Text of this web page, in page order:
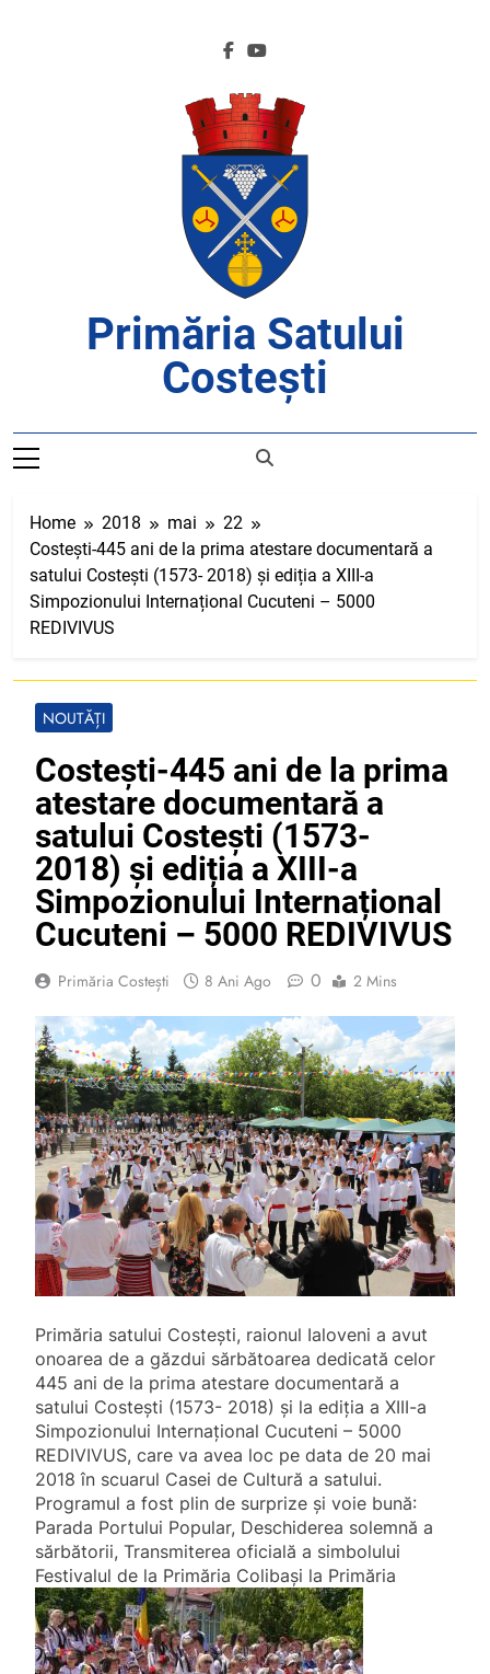
Primăria Satului
Costești
Home 2018 mai
22
Costești-445 ani de la prima atestare documentară a
satului Costești (1573- 2018) și ediția a XIII-a
Simpozionului Internațional Cucuteni – 5000
REDIVIVUS
NOUTĂȚI
Costești-445 ani de la prima
atestare documentară a
satului Costești (1573-
2018) și ediția a XIII-a
Simpozionului Internațional
Cucuteni – 5000 REDIVIVUS
Primăria Costești 8 Ani Ago 0 2 Mins
Primăria satului Costești, raionul Ialoveni a avut
onoarea de a găzdui sărbătoarea dedicată celor
445 ani de la prima atestare documentară a
satului Costești (1573- 2018) și la ediția a XIII-a
Simpozionului Internațional Cucuteni – 5000
REDIVIVUS, care va avea loc pe data de 20 mai
2018 în scuarul Casei de Cultură a satului.
Programul a fost plin de surprize și voie bună:
Parada Portului Popular, Deschiderea solemnă a
sărbătorii, Transmiterea oficială a simbolului
Festivalul de la Primăria Colibași la Primăria